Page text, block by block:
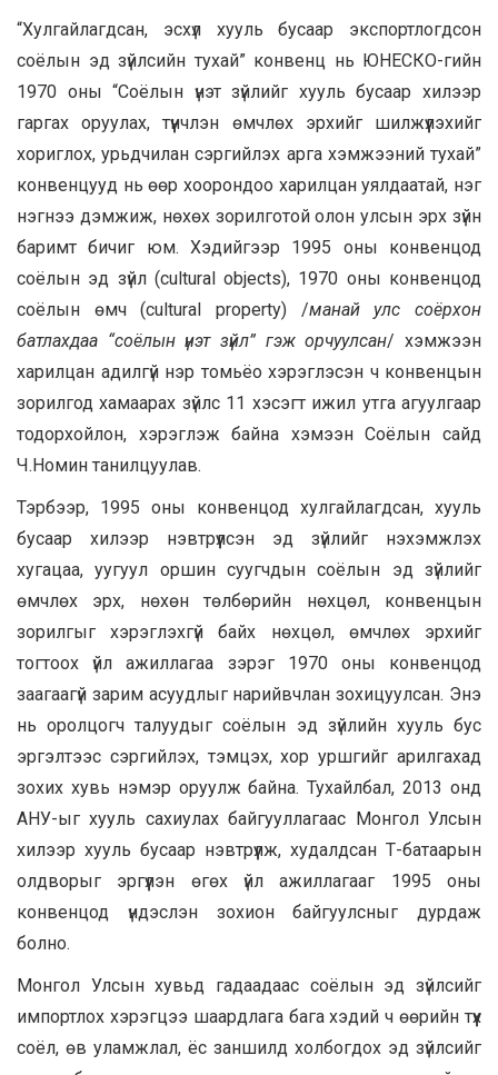
“Хулгайлагдсан, эсхүл хууль бусаар экспортлогдсон
соёлын эд зүйлсийн тухай” конвенц нь ЮНЕСКО-гийн
1970 оны “Соёлын үнэт зүйлийг хууль бусаар хилээр
гаргах оруулах, түүнчлэн өмчлөх эрхийг шилжүүлэхийг
хориглох, урьдчилан сэргийлэх арга хэмжээний тухай”
конвенцууд нь өөр хоорондоо харилцан уялдаатай, нэг
нэгнээ дэмжиж, нөхөх зорилготой олон улсын эрх зүйн
баримт бичиг юм. Хэдийгээр 1995 оны конвенцод
соёлын эд зүйл (cultural objects), 1970 оны конвенцод
соёлын өмч (cultural property) /манай улс соёрхон
батлахдаа “соёлын үнэт зүйл” гэж орчуулсан/ хэмжээн
харилцан адилгүй нэр томьёо хэрэглэсэн ч конвенцын
зорилгод хамаарах зүйлс 11 хэсэгт ижил утга агуулгаар
тодорхойлон, хэрэглэж байна хэмээн Соёлын сайд
Ч.Номин танилцуулав.
Тэрбээр, 1995 оны конвенцод хулгайлагдсан, хууль
бусаар хилээр нэвтрүүлсэн эд зүйлийг нэхэмжлэх
хугацаа,уугуул оршин суугчдын соёлын эд зүйлийг
өмчлөх эрх, нөхөн төлбөрийн нөхцөл, конвенцын
зорилгыг хэрэглэхгүй байх нөхцөл, өмчлөх эрхийг
тогтоох үйл ажиллагаа зэрэг 1970 оны конвенцод
заагаагүй зарим асуудлыг нарийвчлан зохицуулсан. Энэ
нь оролцогч талуудыг соёлын эд зүйлийн хууль бус
эргэлтээс сэргийлэх, тэмцэх, хор уршгийг арилгахад
зохих хувь нэмэр оруулж байна. Тухайлбал, 2013 онд
АНУ-ыг хууль сахиулах байгууллагаас Монгол Улсын
хилээр хууль бусаар нэвтрүүлж, худалдсан Т-батаарын
олдворыг эргүүлэн өгөх үйл ажиллагааг 1995 оны
конвенцод үндэслэн зохион байгуулсныг дурдаж
болно.
Монгол Улсын хувьд гадаадаас соёлын эд зүйлсийг
импортлох хэрэгцээ шаардлага бага хэдий ч өөрийн түүх
соёл, өв уламжлал, ёс заншилд холбогдох эд зүйлсийг